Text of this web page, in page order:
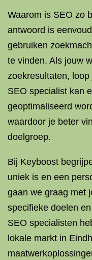
Waarom is SEO zo
antwoord is
gebruiken
te vinden. Als jouw
zoekresultaten,
SEO specialist kan
geoptimaliseerd
waardoor je beter
doelgroep.
Bij Keyboost
uniek is en een
gaan we graag met
specifieke doelen
SEO specialisten
lokale markt in